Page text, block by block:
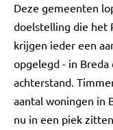
Deze gemeenten
doelstelling die het
krijgen ieder een
opgelegd - in
achterstand.
aantal woningen in
nu in een piek